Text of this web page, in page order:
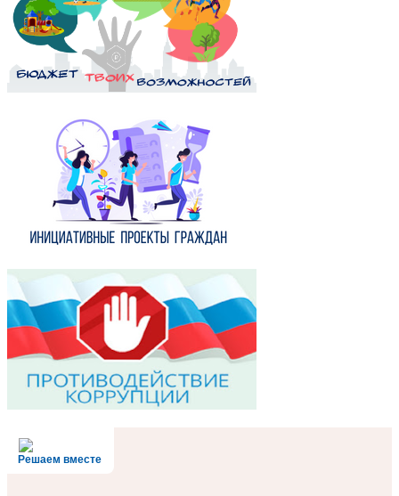
Решаем вместе